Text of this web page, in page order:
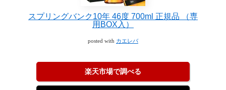
スプリングバンク10年 46度 700ml 正規品 （専
用BOX入）
posted with カエレバ
楽天市場で調べる